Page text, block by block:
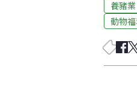
養豬業
動物